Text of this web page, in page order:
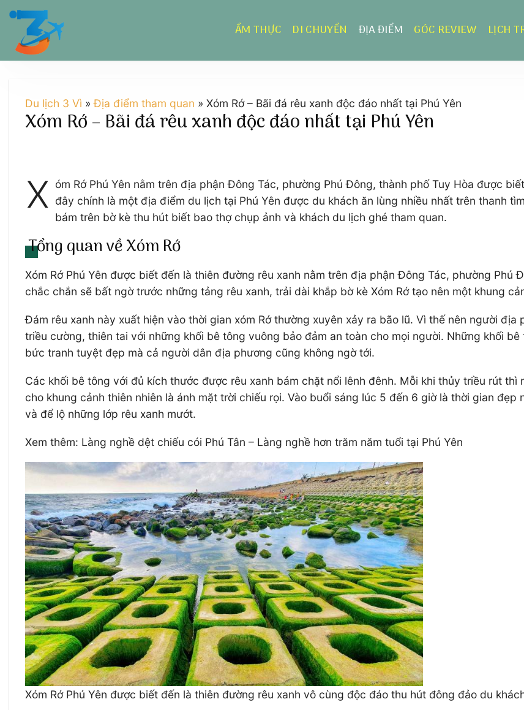
Chuyển
dung
ẨM THỰC DI CHUYỂN ĐỊA ĐIỂM GÓC REVIEW LỊCH
Du lịch 3 Vì »Địa điểm tham quan »Xóm Rớ – Bãi đá rêu xanh độc đáo nhất tại Phú Yên
Xóm Rớ – Bãi đá rêu xanh độc đáo nhất tại Phú Yên
X óm Rớ Phú Yên nằm trên địa phận Đông Tác, phường Phú Đông, thành phố Tuy Hòa được
đây chính là một địa điểm du lịch tại Phú Yên được du khách ăn lùng nhiều nhất trên thanh
bám trên bờ kè thu hút biết bao thợ chụp ảnh và khách du lịch ghé tham quan.
Tổng quan về Xóm Rớ
Xóm Rớ Phú Yên được biết đến là thiên đường rêu xanh nằm trên địa phận Đông Tác, phường
chắc chắn sẽ bất ngờ trước những tảng rêu xanh, trải dài khắp bờ kè Xóm Rớ tạo nên một khung
Đám rêu xanh này xuất hiện vào thời gian xóm Rớ thường xuyên xảy ra bão lũ. Vì thế nên người
triều cường, thiên tai với những khối bê tông vuông bảo đảm an toàn cho mọi người. Những khối
bức tranh tuyệt đẹp mà cả người dân địa phương cũng không ngờ tới.
Các khối bê tông với đủ kích thước được rêu xanh bám chặt nổi lênh đênh. Mỗi khi thủy triều rút
cho khung cảnh thiên nhiên là ánh mặt trời chiếu rọi. Vào buổi sáng lúc 5 đến 6 giờ là thời gian
và để lộ những lớp rêu xanh mướt.
Xem thêm: Làng nghề dệt chiếu cói Phú Tân – Làng nghề hơn trăm năm tuổi tại Phú Yên
Xóm Rớ Phú Yên được biết đến là thiên đường rêu xanh vô cùng độc đáo thu hút đông đảo du